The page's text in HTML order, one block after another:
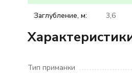
Заглубление, м: 3,6
Тип приманки